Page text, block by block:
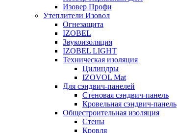
Изовер Профи
Утеплители Изовол
Огнезащита
IZOBEL
Звукоизоляция
IZOBEL LIGHT
Техническая изоляция
Цилиндры
IZOVOL Mat
Для сэндвич-панелей
Стеновая сэндвич-панель
Кровельная сэндвич-панель
Общестроительная изоляция
Стены
Кровля